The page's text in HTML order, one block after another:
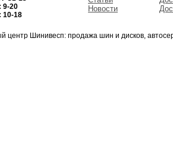
20
18
Новости
центр Шинивесп: продажа шин и дисков,